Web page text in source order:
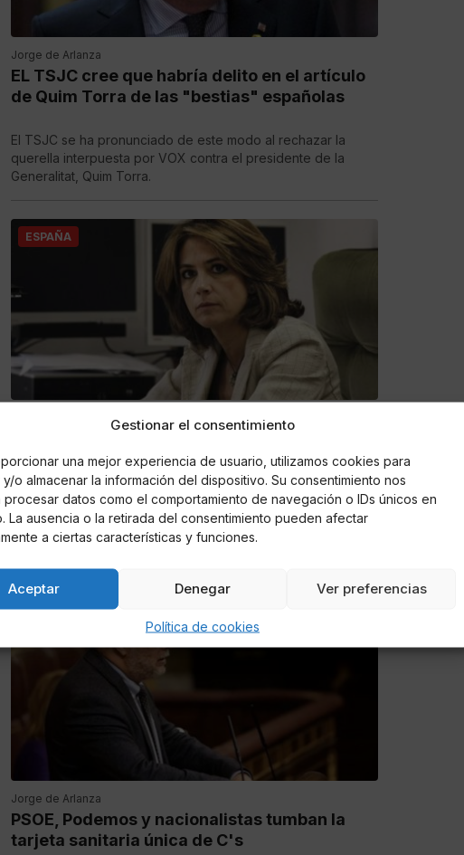
Gestionar el consentimiento
una mejor experiencia de usuario, utilizamos cookies para
o almacenar la información del dispositivo. Su consentimiento nos
procesar datos como el comportamiento de navegación o IDs únicos en
La ausencia o la retirada del consentimiento pueden afectar
a ciertas características y funciones.
Aceptar Denegar Ver preferencias
Política de cookies
Jorge de Arlanza
EL TSJC cree que habría delito en el artículo
de Quim Torra de las "bestias" españolas
El TSJC se ha pronunciado de este modo al rechazar la
querella interpuesta por VOX contra el presidente de la
Generalitat, Quim Torra.
ESPAÑA
será reprobada en el Senado.
El PP quiere aprovechar su mayoría absoluta en el Senado
para llevar a cabo la reprobación de la Ministra
Jorge de Arlanza
PSOE, Podemos y nacionalistas tumban la
tarjeta sanitaria única de C's